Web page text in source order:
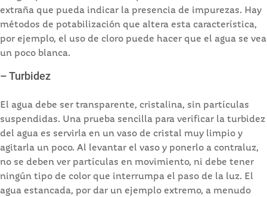
extraña que pueda indicar la presencia de impurezas. Hay
métodos de potabilización que altera esta característica,
por ejemplo, el uso de cloro puede hacer que el agua se vea
un poco blanca.
– Turbidez
El agua debe ser transparente, cristalina, sin partículas
suspendidas. Una prueba sencilla para verificar la turbidez
del agua es servirla en un vaso de cristal muy limpio y
agitarla un poco. Al levantar el vaso y ponerlo a contraluz,
no se deben ver partículas en movimiento, ni debe tener
ningún tipo de color que interrumpa el paso de la luz. El
agua estancada, por dar un ejemplo extremo, a menudo